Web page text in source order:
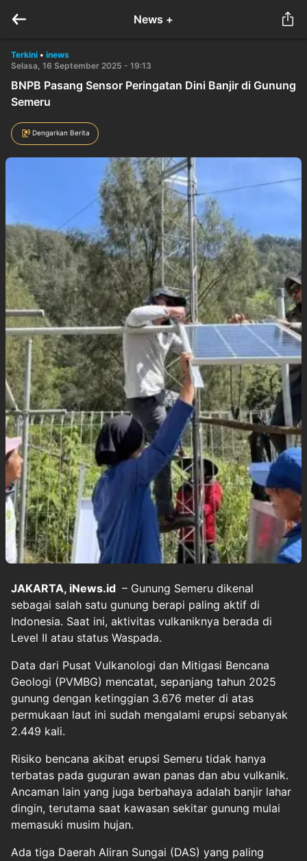
News +
Terkini • inews
Selasa, 16 September 2025 - 19:13
BNPB Pasang Sensor Peringatan Dini Banjir di Gunung
Semeru
Dengarkan Berita
JAKARTA, iNews.id – Gunung Semeru dikenal
sebagai salah satu gunung berapi paling aktif di
Indonesia. Saat ini, aktivitas vulkaniknya berada di
Level II atau status Waspada.
Data dari Pusat Vulkanologi dan Mitigasi Bencana
Geologi (PVMBG) mencatat, sepanjang tahun 2025
gunung dengan ketinggian 3.676 meter di atas
permukaan laut ini sudah mengalami erupsi sebanyak
2.449 kali.
Risiko bencana akibat erupsi Semeru tidak hanya
terbatas pada guguran awan panas dan abu vulkanik.
Ancaman lain yang juga berbahaya adalah banjir lahar
dingin, terutama saat kawasan sekitar gunung mulai
memasuki musim hujan.
Ada tiga Daerah Aliran Sungai (DAS) yang paling